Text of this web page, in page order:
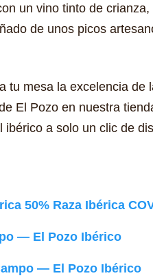
un vino tinto de
de unos picos
tu mesa la excelencia
El Pozo en nuestra
a solo un clic de
50% Raza Ibérica
— El Pozo Ibérico
— El Pozo Ibérico